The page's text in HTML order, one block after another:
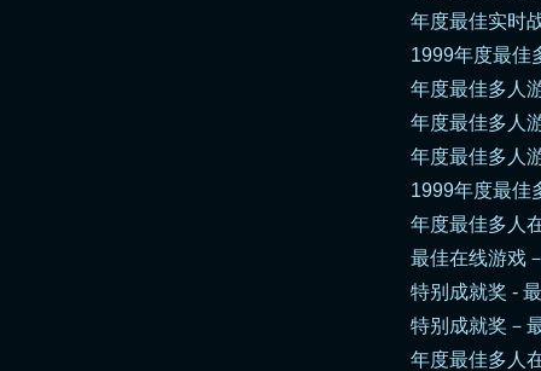
年度最佳实时
1999年度最佳
年度最佳多人
年度最佳多人
年度最佳多人
1999年度最佳
年度最佳多人
最佳在线游戏
特别成就奖 -
特别成就奖－
年度最佳多人